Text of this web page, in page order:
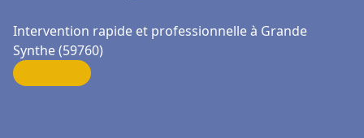
Intervention rapide et professionnelle à Grande
Synthe (59760)